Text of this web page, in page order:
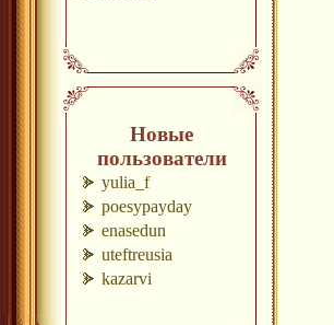
Новые
пользователи
yulia_f
poesypayday
enasedun
uteftreusia
kazarvi